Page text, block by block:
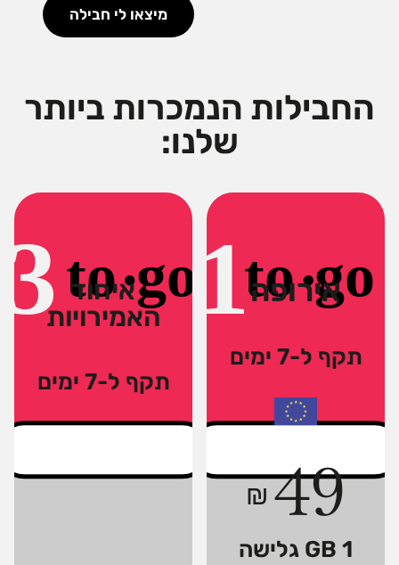
מיצאו לי חבילה
החבילות הנמכרות ביותר
שלנו:
אירופה
תקף ל-7 ימים
49
₪
1 GB גלישה
איחוד
האמירויות
תקף ל-7 ימים